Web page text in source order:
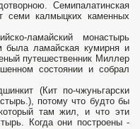
Семипалатинская
семи калмыцких каменных
ламайский монастырь
была ламайская кумирня и
путешественник Миллер
состоянии и собрал
(Кит по-чжуньгарски
потому что будто бы
там жил, и что эти
Когда они построены -